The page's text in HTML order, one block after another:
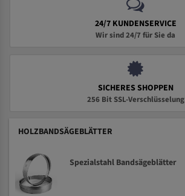
24/7 KUNDENSERVICE
Wir sind 24/7 für Sie da
SICHERES SHOPPEN
256 Bit SSL-Verschlüsselung
HOLZBANDSÄGEBLÄTTER
Spezialstahl Bandsägeblätter